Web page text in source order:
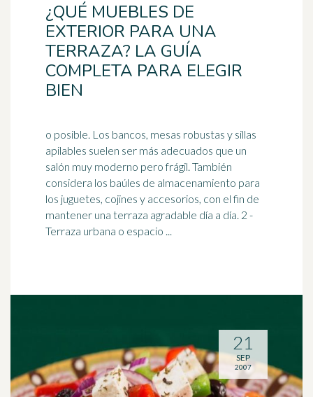
¿QUÉ MUEBLES DE
EXTERIOR PARA UNA
TERRAZA? LA GUÍA
COMPLETA PARA ELEGIR
BIEN
o posible. Los bancos, mesas robustas y sillas
apilables suelen ser más adecuados que un
salón muy moderno pero frágil. También
considera los baúles de almacenamiento para
los juguetes, cojines y accesorios, con el fin de
mantener una terraza agradable día a día. 2 -
Terraza urbana o espacio ...
21
SEP
2007